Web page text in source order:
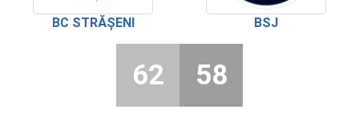
BC STRĂȘENI BSJ
62 58